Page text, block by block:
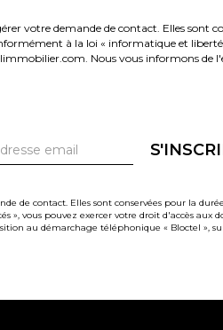
votre demande de contact. Elles sont
à la loi « informatique et
Nous vous informons de
de contact. Elles sont conservées pour la
vous pouvez exercer votre droit d'accès aux
au démarchage téléphonique « Bloctel »,